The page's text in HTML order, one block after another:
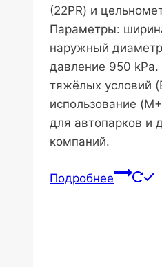
(22PR) и
Параметры:
наружный
давление 950
тяжёлых условий
использование
для автопарков и
компаний.
Подробнее